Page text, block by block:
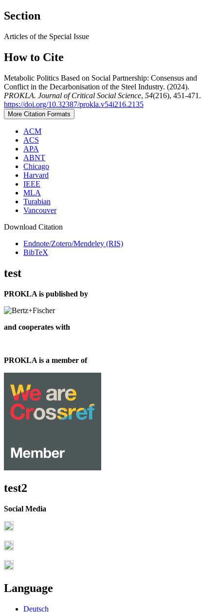
Section
Articles of the Special Issue
How to Cite
Metabolic Politics Based on Social Partnership: Consensus and
Conflict in the Decarbonisation of the Steel Industry. (2024).
PROKLA. Journal of Critical Social Science, 54(216), 451-471.
https://doi.org/10.32387/prokla.v54i216.2135
More Citation Formats
ACM
ACS
APA
ABNT
Chicago
Harvard
IEEE
MLA
Turabian
Vancouver
Download Citation
Endnote/Zotero/Mendeley (RIS)
BibTeX
test
PROKLA is published by
and cooperates with
PROKLA is a member of
test2
Social Media
Language
Deutsch